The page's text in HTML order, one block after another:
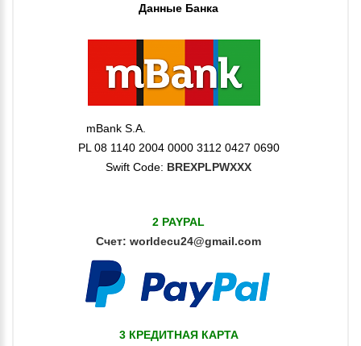
Данные Банка
mBank S.A.
PL 08 1140 2004 0000 3112 0427 0690
Swift Code: BREXPLPWXXX
2 PAYPAL
Счет: worldecu24@gmail.com
3 КРЕДИТНАЯ КАРТА